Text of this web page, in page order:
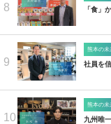
8 「食」
9
熊本の未
社員を
10
熊本の未
九州唯